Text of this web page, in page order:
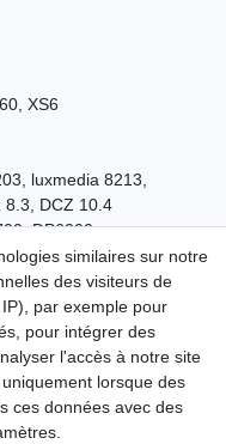
XS6
luxmedia 8213,
8.3, DCZ 10.4
DP6200
X6, Super Slim XS 7, XS
D600, S6
fonctionnement plus long
similaires sur notre
des visiteurs de
par exemple pour
pour intégrer des
l'accès à notre site
lorsque des
ces données avec des